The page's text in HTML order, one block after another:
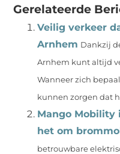
Gerelateerde
Veilig verkeer
Arnhem Dankzij
Arnhem kunt altijd
Wanneer zich
kunnen zorgen dat
Mango Mobility
het om
betrouwbare